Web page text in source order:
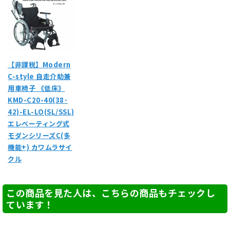
【非課税】Modern
C-style 自走介助兼
用車椅子 《低床》
KMD-C20-40(38･
42)-EL-LO(SL/SSL)
エレベーティング式
モダンシリーズC(多
機能+) カワムラサイ
クル
この商品を見た人は、こちらの商品もチェックし
ています！